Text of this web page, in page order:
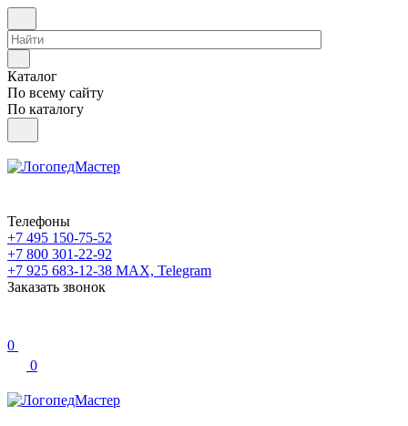
Каталог
По всему сайту
По каталогу
Телефоны
+7 495 150-75-52
+7 800 301-22-92
+7 925 683-12-38 MAX, Telegram
Заказать звонок
0
0